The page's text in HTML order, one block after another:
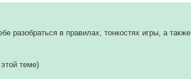
разобраться в правилах, тонкостях игры, а также
теме)